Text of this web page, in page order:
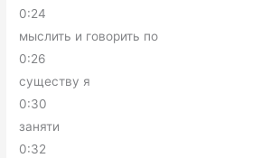
0:24
мыслить и говорить по
0:26
существу я
0:30
заняти
0:32